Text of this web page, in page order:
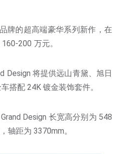
牌的超高端豪华系列新作，在
200 万元。
Design 将提供远山青黛、旭日
搭配 24K 镀金装饰套件。
Design 长宽高分别为 548
轴距为 3370mm。